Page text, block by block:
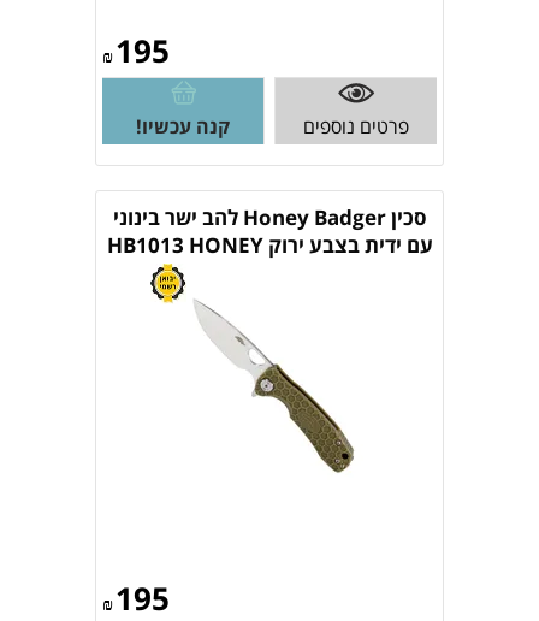
₪195
פרטים נוספים קנה עכשיו!
סכין Honey Badger להב ישר בינוני
עם ידית בצבע ירוק HB1013 HONEY
₪195